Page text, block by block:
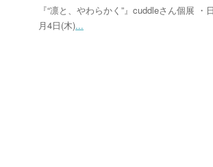
『“凛と、やわらかく”』cuddleさん個展
月4日(木)...